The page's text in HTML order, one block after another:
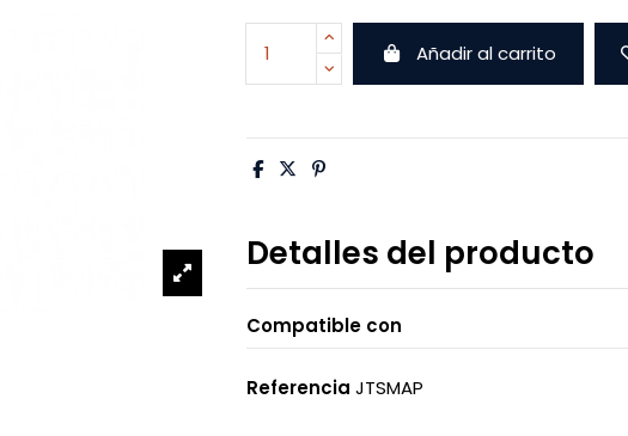
Añadir al carrito
Detalles del producto
Compatible con
Referencia JTSMAP